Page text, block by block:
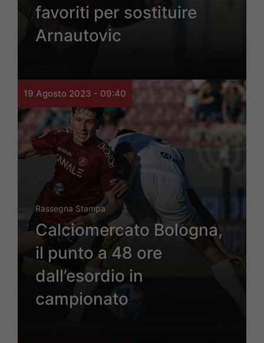
favoriti per sostituire
Arnautovic
19 Agosto 2023 - 09:40
Rassegna Stampa
Calciomercato Bologna,
il punto a 48 ore
dall’esordio in
campionato